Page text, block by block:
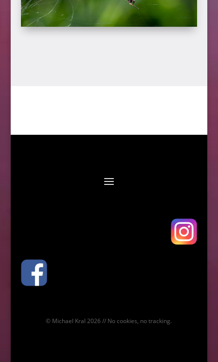
© Michael Kral 2026 // No cookies, no tracking.